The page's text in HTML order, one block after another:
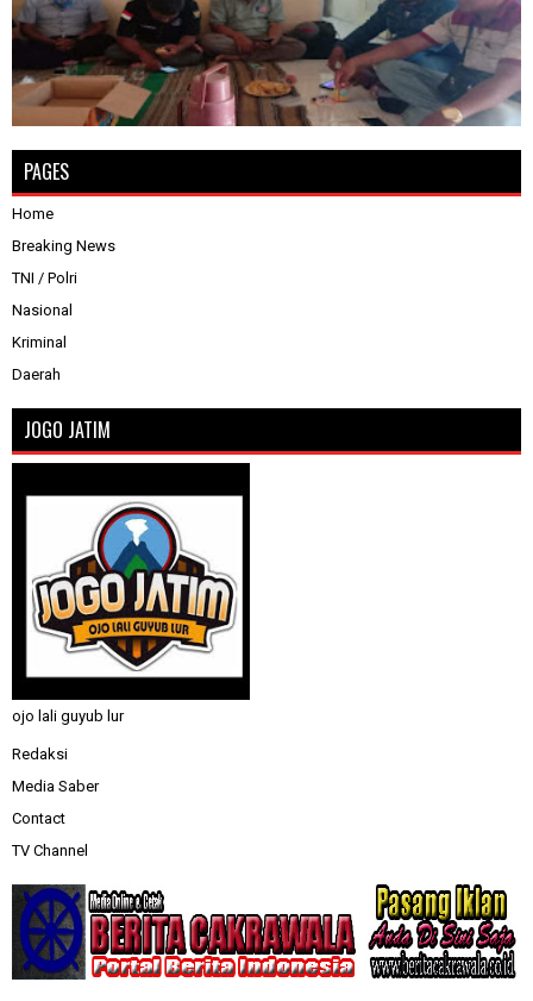
PAGES
Home
Breaking News
TNI / Polri
Nasional
Kriminal
Daerah
JOGO JATIM
ojo lali guyub lur
Redaksi
Media Saber
Contact
TV Channel